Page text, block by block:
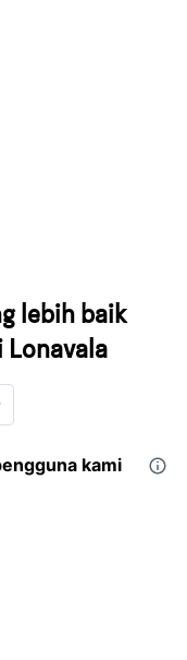
lebih baik
Lonavala
kami